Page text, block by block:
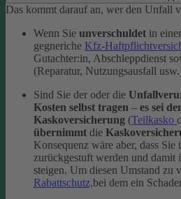
Das kommt darauf an, wer den Unfall
Wenn Sie unverschuldet in
gegneriche Kfz-
Gutachter:in, Abschleppdienst
(Reparatur, Nutzungsausfall
Sind Sie der oder die
Kosten selbst tragen – es sei
Kaskoversicherung (Teilkasko
übernimmt die
Konsequenz wäre aber, dass
zurückgestuft werden und damit
steigen. Um diesen Umstand zu
Rabattschutz,bei dem ein